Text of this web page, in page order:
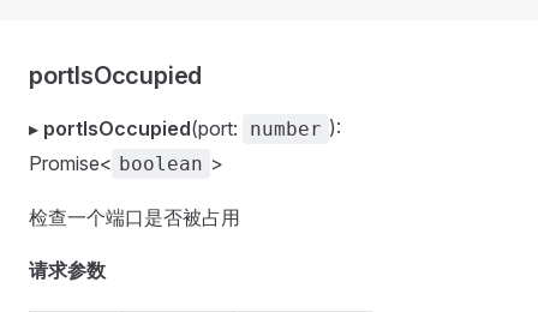
portIsOccupied
▸ portIsOccupied(port: number ):
Promise< boolean >
检查一个端口是否被占用
请求参数